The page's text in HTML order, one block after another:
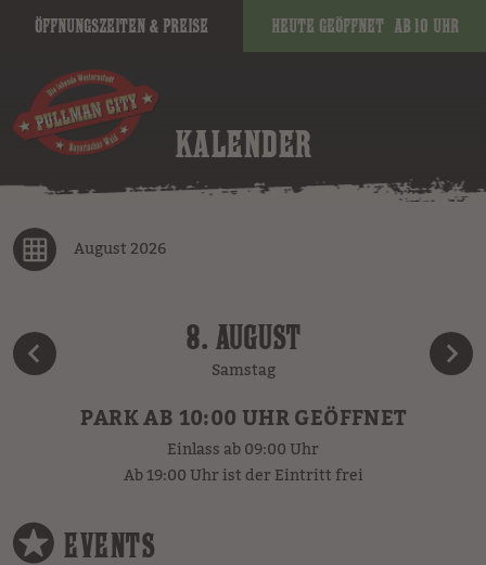
Öffnungszeiten & Preise Heute geöffnet ab 10 Uhr
KALENDER
August 2026
8. AUGUST
Samstag
PARK AB 10:00 UHR GEÖFFNET
Einlass ab 09:00 Uhr
Ab 19:00 Uhr ist der Eintritt frei
EVENTS